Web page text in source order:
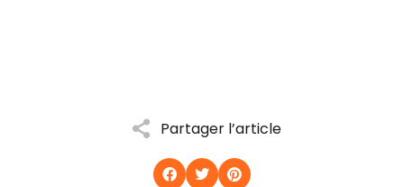
Partager l’article